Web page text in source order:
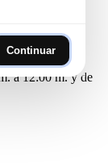
a 12:00 m. y de
Continuar